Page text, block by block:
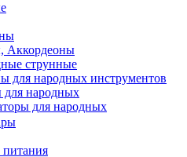
Аккордеоны
струнные
для народных инструментов
для народных
для народных